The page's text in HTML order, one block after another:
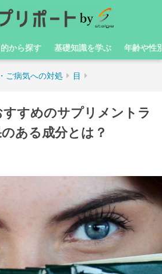
的から探す 基礎知識を学ぶ 年齢や性
ご病気への対処 目
すすめのサプリメントラ
ある成分とは？